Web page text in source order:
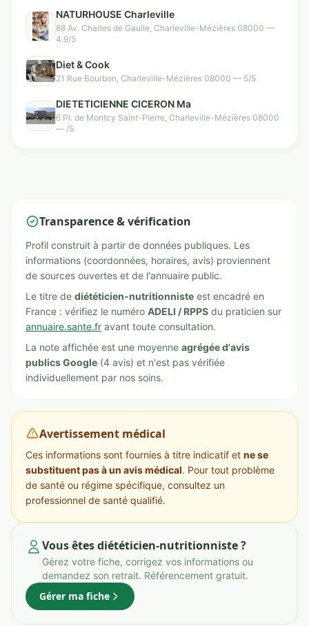
NATURHOUSE Charleville
88 Av. Charles de Gaulle, Charleville-Mézières 08000 —
4.9/5
Diet & Cook
21 Rue Bourbon, Charleville-Mézières 08000 — 5/5
DIETETICIENNE CICERON Ma
6 Pl. de Montcy Saint-Pierre, Charleville-Mézières 08000
— /5
Transparence & vérification
Profil construit à partir de données publiques. Les
informations (coordonnées, horaires, avis) proviennent
de sources ouvertes et de l'annuaire public.
Le titre de diététicien-nutritionniste est encadré en
France : vérifiez le numéro ADELI / RPPS du praticien sur
annuaire.sante.fr avant toute consultation.
La note affichée est une moyenne agrégée d'avis
publics Google (4 avis) et n'est pas vérifiée
individuellement par nos soins.
Avertissement médical
Ces informations sont fournies à titre indicatif et ne se
substituent pas à un avis médical. Pour tout problème
de santé ou régime spécifique, consultez un
professionnel de santé qualifié.
Vous êtes diététicien-nutritionniste ?
Gérez votre fiche, corrigez vos informations ou
demandez son retrait. Référencement gratuit.
Gérer ma fiche